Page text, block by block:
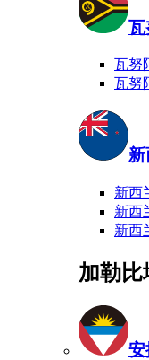
瓦
瓦努
瓦努
新
新西
新西
新西
加勒比
安